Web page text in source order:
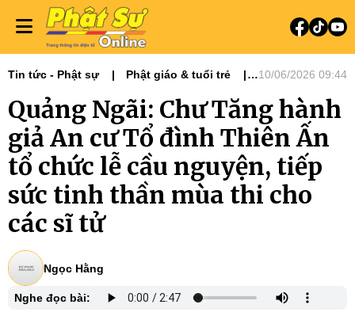
Tin tức - Phật sự
Phật giáo & tuổi trẻ
10/06/2026 09:44
Quảng Ngãi: Chư Tăng hành
giả An cư Tổ đình Thiên Ấn
tổ chức lễ cầu nguyện, tiếp
sức tinh thần mùa thi cho
các sĩ tử
Ngọc Hằng
Nghe đọc bài: